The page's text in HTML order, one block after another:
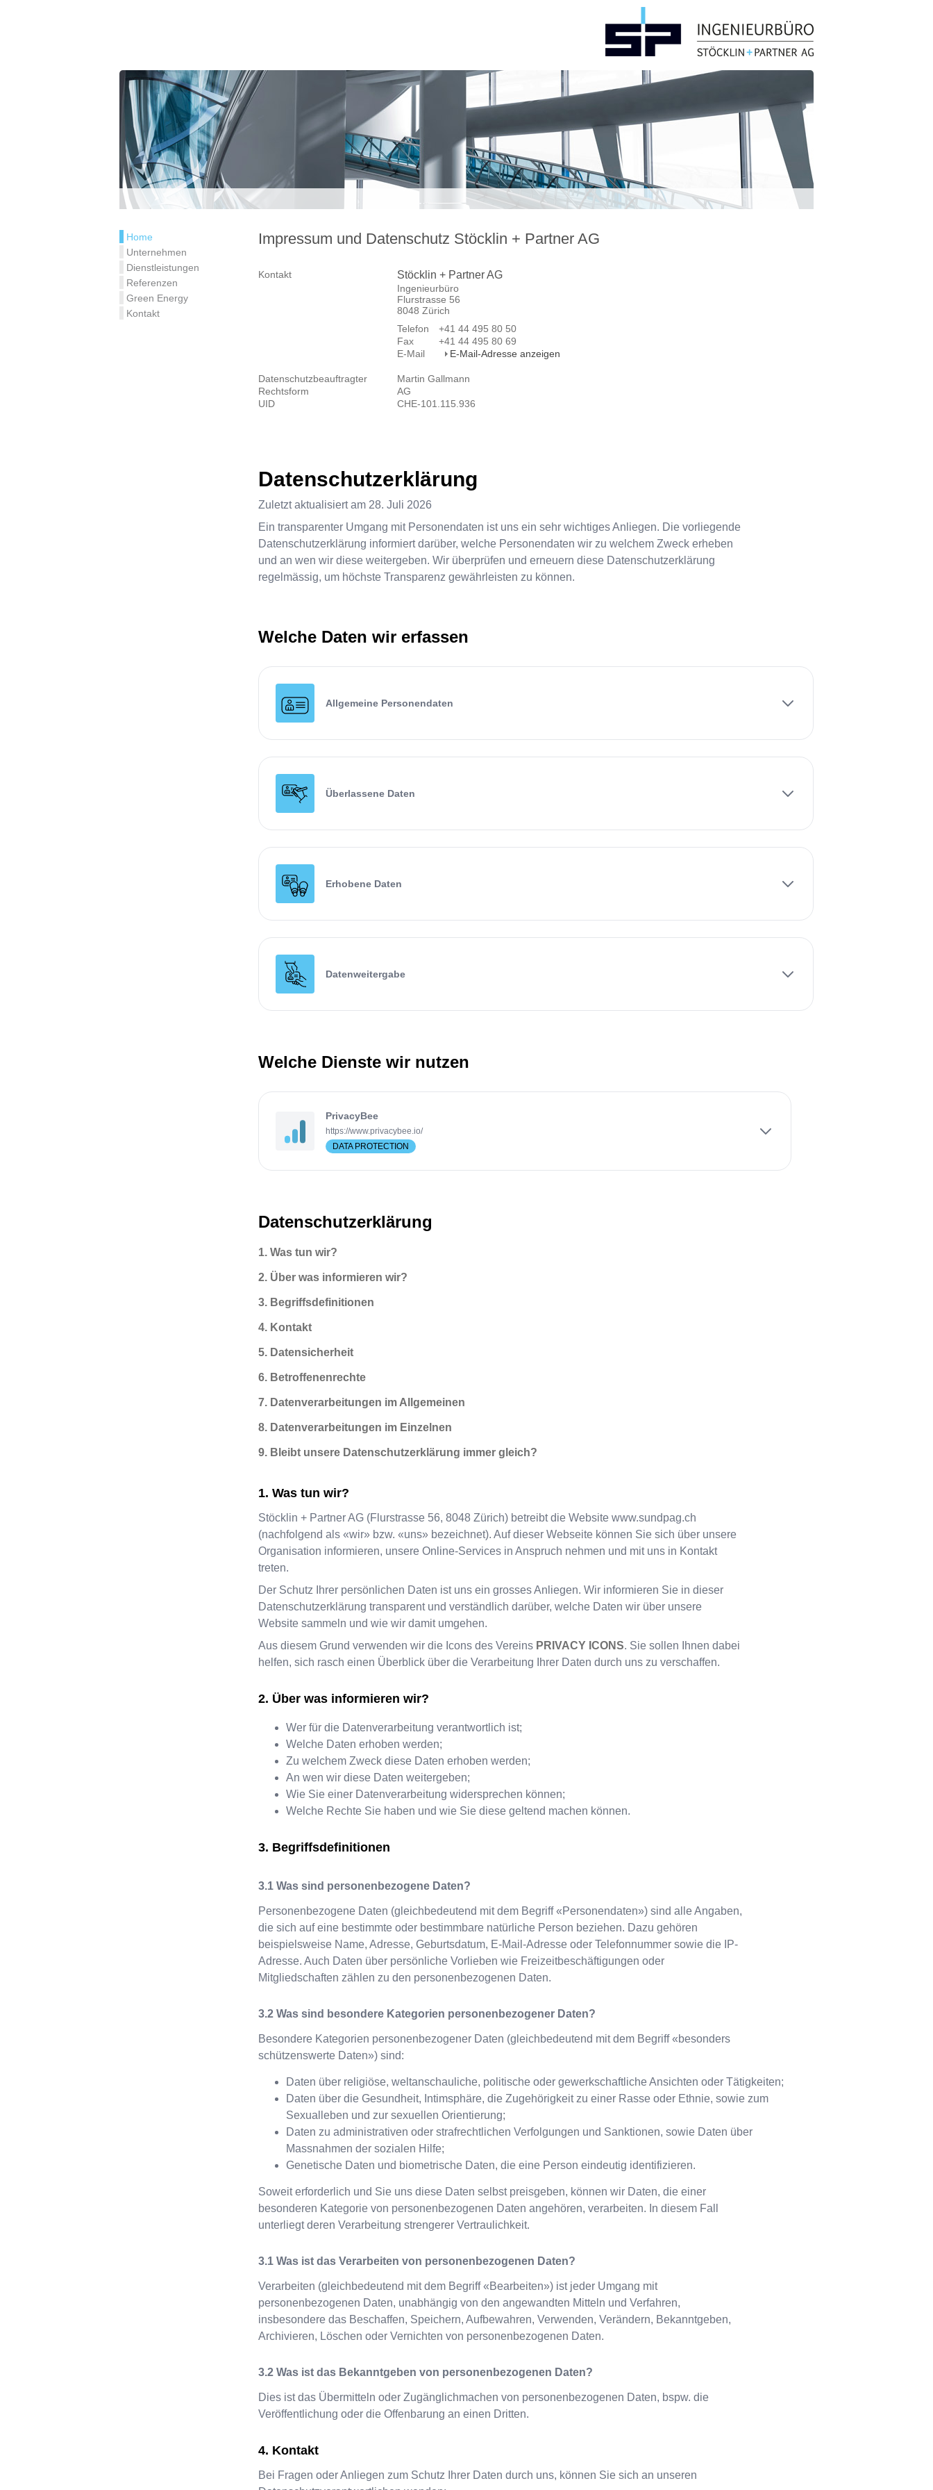
Home
Unternehmen
Dienstleistungen
Referenzen
Green Energy
Kontakt
Impressum und Datenschutz Stöcklin + Partner AG
Kontakt Stöcklin + Partner AG
Ingenieurbüro
Flurstrasse 56
8048 Zürich
Telefon
+41 44 495 80 50
Fax
+41 44 495 80 69
E-Mail
E-Mail-Adresse anzeigen
Datenschutzbeauftragter
Martin Gallmann
Rechtsform
AG
UID
CHE-101.115.936
Datenschutzerklärung
Zuletzt aktualisiert am 28. Juli 2026
Ein transparenter Umgang mit Personendaten ist uns ein sehr wichtiges Anliegen. Die vorliegende
Datenschutzerklärung informiert darüber, welche Personendaten wir zu welchem Zweck erheben
und an wen wir diese weitergeben. Wir überprüfen und erneuern diese Datenschutzerklärung
regelmässig, um höchste Transparenz gewährleisten zu können.
Welche Daten wir erfassen
Allgemeine Personendaten
Überlassene Daten
Erhobene Daten
Datenweitergabe
Welche Dienste wir nutzen
PrivacyBee
https://www.privacybee.io/
DATA PROTECTION
Datenschutzerklärung
1. Was tun wir?
2. Über was informieren wir?
3. Begriffsdefinitionen
4. Kontakt
5. Datensicherheit
6. Betroffenenrechte
7. Datenverarbeitungen im Allgemeinen
8. Datenverarbeitungen im Einzelnen
9. Bleibt unsere Datenschutzerklärung immer gleich?
Was tun wir?
Stöcklin + Partner AG (Flurstrasse 56, 8048 Zürich) betreibt die Website www.sundpag.ch
(nachfolgend als «wir» bzw. «uns» bezeichnet). Auf dieser Webseite können Sie sich über unsere
Organisation informieren, unsere Online-Services in Anspruch nehmen und mit uns in Kontakt
treten.
Der Schutz Ihrer persönlichen Daten ist uns ein grosses Anliegen. Wir informieren Sie in dieser
Datenschutzerklärung transparent und verständlich darüber, welche Daten wir über unsere
Website sammeln und wie wir damit umgehen.
Aus diesem Grund verwenden wir die Icons des Vereins PRIVACY ICONS. Sie sollen Ihnen dabei
helfen, sich rasch einen Überblick über die Verarbeitung Ihrer Daten durch uns zu verschaffen.
Über was informieren wir?
Wer für die Datenverarbeitung verantwortlich ist;
Welche Daten erhoben werden;
Zu welchem Zweck diese Daten erhoben werden;
An wen wir diese Daten weitergeben;
Wie Sie einer Datenverarbeitung widersprechen können;
Welche Rechte Sie haben und wie Sie diese geltend machen können.
Begriffsdefinitionen
Was sind personenbezogene Daten?
Personenbezogene Daten (gleichbedeutend mit dem Begriff «Personendaten») sind alle Angaben,
die sich auf eine bestimmte oder bestimmbare natürliche Person beziehen. Dazu gehören
beispielsweise Name, Adresse, Geburtsdatum, E-Mail-Adresse oder Telefonnummer sowie die IP-
Adresse. Auch Daten über persönliche Vorlieben wie Freizeitbeschäftigungen oder
Mitgliedschaften zählen zu den personenbezogenen Daten.
Was sind besondere Kategorien personenbezogener Daten?
Besondere Kategorien personenbezogener Daten (gleichbedeutend mit dem Begriff «besonders
schützenswerte Daten») sind:
Daten über religiöse, weltanschauliche, politische oder gewerkschaftliche Ansichten oder Tätigkeiten;
Daten über die Gesundheit, Intimsphäre, die Zugehörigkeit zu einer Rasse oder Ethnie, sowie zum
Sexualleben und zur sexuellen Orientierung;
Daten zu administrativen oder strafrechtlichen Verfolgungen und Sanktionen, sowie Daten über
Massnahmen der sozialen Hilfe;
Genetische Daten und biometrische Daten, die eine Person eindeutig identifizieren.
Soweit erforderlich und Sie uns diese Daten selbst preisgeben, können wir Daten, die einer
besonderen Kategorie von personenbezogenen Daten angehören, verarbeiten. In diesem Fall
unterliegt deren Verarbeitung strengerer Vertraulichkeit.
Was ist das Verarbeiten von personenbezogenen Daten?
Verarbeiten (gleichbedeutend mit dem Begriff «Bearbeiten») ist jeder Umgang mit
personenbezogenen Daten, unabhängig von den angewandten Mitteln und Verfahren,
insbesondere das Beschaffen, Speichern, Aufbewahren, Verwenden, Verändern, Bekanntgeben,
Archivieren, Löschen oder Vernichten von personenbezogenen Daten.
Was ist das Bekanntgeben von personenbezogenen Daten?
Dies ist das Übermitteln oder Zugänglichmachen von personenbezogenen Daten, bspw. die
Veröffentlichung oder die Offenbarung an einen Dritten.
Kontakt
Bei Fragen oder Anliegen zum Schutz Ihrer Daten durch uns, können Sie sich an unseren